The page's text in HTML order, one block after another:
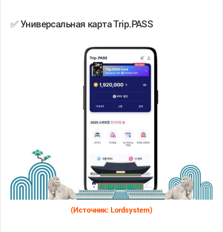
✅ Универсальная карта Trip.PASS
(Источник: Lordsystem)